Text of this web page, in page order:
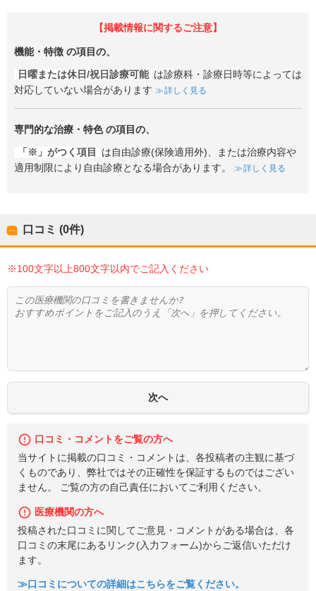
【掲載情報に関するご注意】
機能・特徴 の項目の、
日曜または休日/祝日診療可能 は診療科・診療日時等によっては
対応していない場合があります
詳しく見る
専門的な治療・特色の項目の、
「※」がつく項目
は自由診療(保険適用外)、または治療内容や
適用制限により自由診療となる場合があります。
詳しく見る
口コミ (0件)
※100文字以上800文字以内でご記入ください
口コミ・コメントをご覧の方へ
当サイトに掲載の口コミ・コメントは、各投稿者の主観に基づ
くものであり、弊社ではその正確性を保証するものではござい
ません。 ご覧の方の自己責任においてご利用ください。
医療機関の方へ
投稿された口コミに関してご意見・コメントがある場合は、各
口コミの末尾にあるリンク(入力フォーム)からご返信いただけ
ます。
≫口コミについての詳細はこちらをご覧ください。